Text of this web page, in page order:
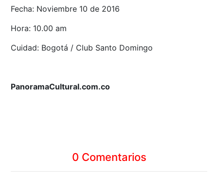
Fecha: Noviembre 10 de 2016
Hora: 10.00 am
Cuidad: Bogotá / Club Santo Domingo
PanoramaCultural.com.co
0 Comentarios